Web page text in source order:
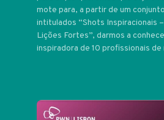
mote para, a partir de um
intitulados “Shots Inspiracionais
Lições Fortes”, darmos a